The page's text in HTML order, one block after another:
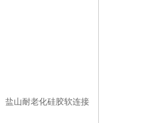
盐山耐老化硅胶软连接